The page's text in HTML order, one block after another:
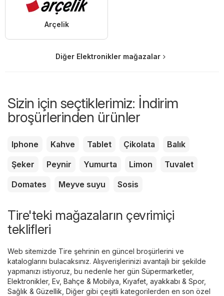
Arçelik
Diğer Elektronikler mağazalar
Sizin için seçtiklerimiz: İndirim
broşürlerinden ürünler
Iphone Kahve Tablet Çikolata
Balık
Şeker
Peynir Yumurta Limon
Tuvalet
Domates
Meyve suyu Sosis
Tire'teki mağazaların çevrimiçi
teklifleri
Web sitemizde Tire şehrinin en güncel broşürlerini ve
kataloglarını bulacaksınız. Alışverişlerinizi avantajlı bir şekilde
yapmanızı istiyoruz, bu nedenle her gün Süpermarketler,
Elektronikler, Ev, Bahçe & Mobilya Kıyafet, ayakkabı & Spor,
Sağlık & Güzellik Diğer gibi çeşitli kategorilerden en son özel